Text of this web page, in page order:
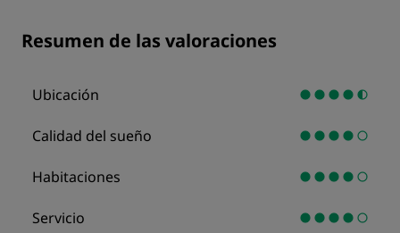
Resumen de las valoraciones
Ubicación
Calidad del sueño
Habitaciones
Servicio